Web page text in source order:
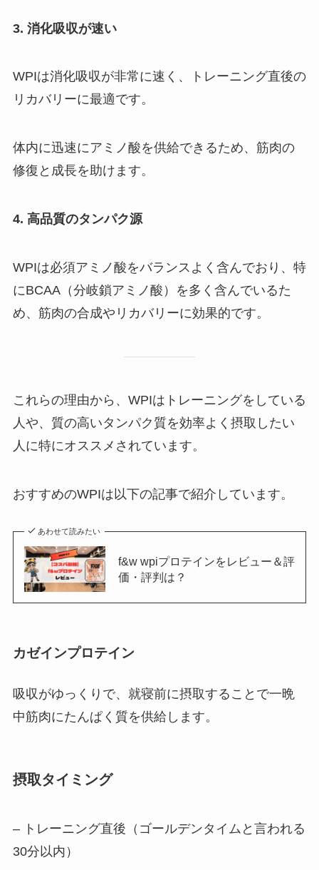
3. 消化吸収が速い
WPIは消化吸収が非常に速く、トレーニング直後の
リカバリーに最適です。
体内に迅速にアミノ酸を供給できるため、筋肉の
修復と成長を助けます。
4. 高品質のタンパク源
WPIは必須アミノ酸をバランスよく含んでおり、特
にBCAA（分岐鎖アミノ酸）を多く含んでいるた
め、筋肉の合成やリカバリーに効果的です。
これらの理由から、WPIはトレーニングをしている
人や、質の高いタンパク質を効率よく摂取したい
人に特にオススメされています。
おすすめのWPIは以下の記事で紹介しています。
あわせて読みたい
f&w wpiプロテインをレビュー＆評
価・評判は？
カゼインプロテイン
吸収がゆっくりで、就寝前に摂取することで一晩
中筋肉にたんぱく質を供給します。
摂取タイミング
– トレーニング直後（ゴールデンタイムと言われる
30分以内）